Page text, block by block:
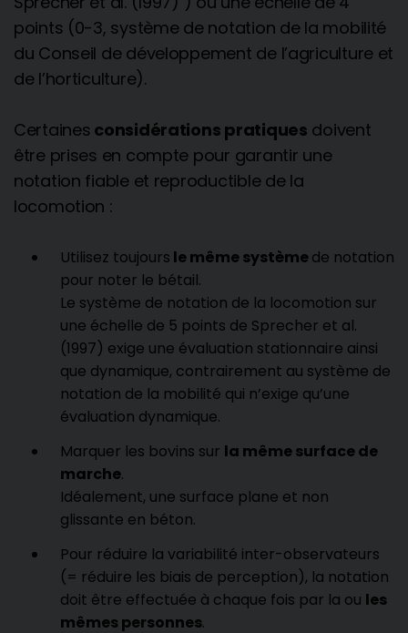
points (0-3, système de notation de la mobilité
du Conseil de développement de l’agriculture et
de l’horticulture).
Certaines considérations pratiques doivent
être prises en compte pour garantir une
notation fiable et reproductible de la
locomotion :
Utilisez toujours le même systèmede notation
pour noter le bétail.
Le système de notation de la locomotion sur
une échelle de 5 points de Sprecher et al.
(1997) exige une évaluation stationnaire ainsi
que dynamique, contrairement au système de
notation de la mobilité qui n’exige qu’une
évaluation dynamique.
Marquer les bovins sur la même surface de
marche.
Idéalement, une surface plane et non
glissante en béton.
Pour réduire la variabilité inter-observateurs
(= réduire les biais de perception), la notation
doit être effectuée à chaque fois par la ou les
mêmes personnes.